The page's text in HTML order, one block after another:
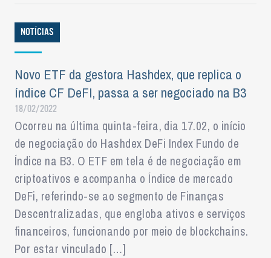
NOTÍCIAS
Novo ETF da gestora Hashdex, que replica o
índice CF DeFI, passa a ser negociado na B3
18/02/2022
Ocorreu na última quinta-feira, dia 17.02, o início
de negociação do Hashdex DeFi Index Fundo de
Índice na B3. O ETF em tela é de negociação em
criptoativos e acompanha o Índice de mercado
DeFi, referindo-se ao segmento de Finanças
Descentralizadas, que engloba ativos e serviços
financeiros, funcionando por meio de blockchains.
Por estar vinculado […]